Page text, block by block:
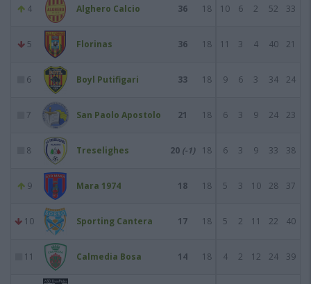
4 Alghero Calcio 36 18 10 6 2 52 33
5 Florinas 36 18 11 3 4 40 21
6 Boyl Putifigari 33 18 9 6 3 34 24
7 San Paolo Apostolo 21 18 6 3 9 24 23
8 Treselighes 20 (-1) 18 6 3 9 33 38
9 Mara 1974 18 18 5 3 10 28 37
10 Sporting Cantera 17 18 5 2 11 22 40
11 Calmedia Bosa 14 18 4 2 12 24 39